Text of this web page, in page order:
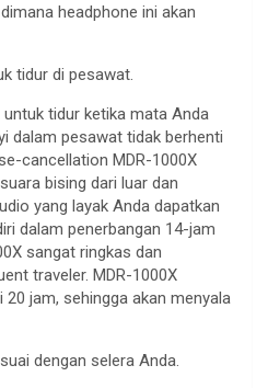
headphone ini akan
tidur di pesawat.
tidur ketika mata Anda
dalam pesawat tidak berhenti
cancellation MDR-1000X
bising dari luar dan
yang layak Anda dapatkan
dalam penerbangan 14-jam
sangat ringkas dan
traveler. MDR-1000X
jam, sehingga akan menyala
dengan selera Anda.